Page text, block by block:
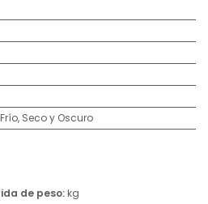
Seco y Oscuro
de peso:kg